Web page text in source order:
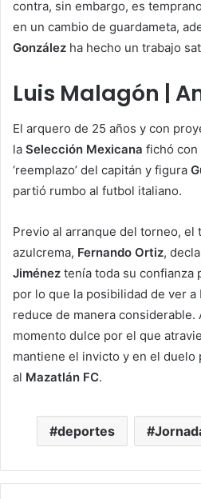
contra, sin embargo, es
en un cambio de guardameta,
González ha hecho un trabajo
Luis Malagón |
El arquero de 25 años y con
la Selección Mexicana fichó con
‘reemplazo’ del capitán y figura
partió rumbo al futbol italiano.
Previo al arranque del torneo, el
azulcrema, Fernando Ortiz,
Jiménez tenía toda su confianza
por lo que la posibilidad de ver a
reduce de manera considerable.
momento dulce por el que
mantiene el invicto y en el duelo
al Mazatlán FC.
deportes